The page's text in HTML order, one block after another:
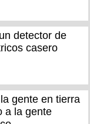
detector de
casero
gente en tierra
a la gente